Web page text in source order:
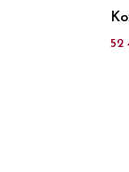
52